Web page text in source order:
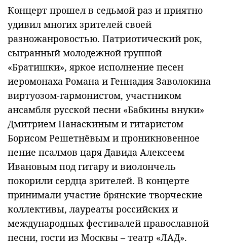
Концерт прошел в седьмой раз и приятно
удивил многих зрителей своей
разножанровостью. Патриотический рок,
сыгранный молодежной группой
«Братишки», яркое исполнение песен
иеромонаха Романа и Геннадия Заволокина
виртуозом-гармонистом, участником
ансамбля русской песни «Бабкины внуки»
Дмитрием Панаскиным и гитаристом
Борисом Решетнёвым и проникновенное
пение псалмов царя Давида Алексеем
Ивановым под гитару и виолончель
покорили сердца зрителей. В концерте
принимали участие брянские творческие
коллективы, лауреаты российских и
международных фестивалей православной
песни, гости из Москвы – театр «ЛАД».